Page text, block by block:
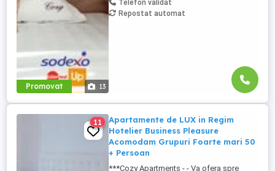
Promovat 13
Residence; *Zona Palas Mall - ...
Telefon validat
Repostat automat
11
Apartamente de LUX in Regim
Hotelier Business Pleasure
Acomodam Grupuri Foarte mari 50
+ Persoan
***Cozy Apartments - - Va ofera spre